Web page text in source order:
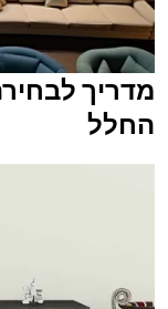
מדריך
החלל